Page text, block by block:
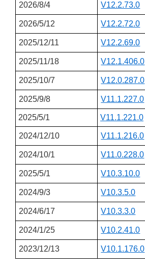
2026/8/4 V12.2.73.0
2026/5/12 V12.2.72.0
2025/12/11 V12.2.69.0
2025/11/18 V12.1.406.0
2025/10/7 V12.0.287.0
2025/9/8 V11.1.227.0
2025/5/1 V11.1.221.0
2024/12/10 V11.1.216.0
2024/10/1 V11.0.228.0
2025/5/1 V10.3.10.0
2024/9/3 V10.3.5.0
2024/6/17 V10.3.3.0
2024/1/25 V10.2.41.0
2023/12/13 V10.1.176.0